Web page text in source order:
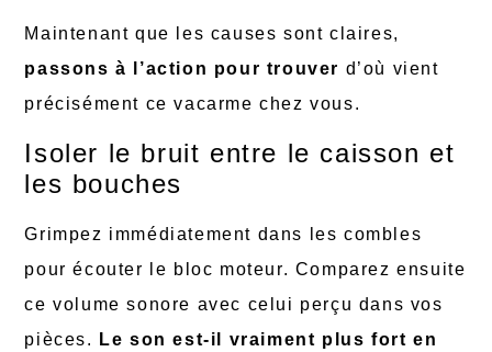
Maintenant que les causes sont claires,
passons à l’action pour trouver d’où vient
précisément ce vacarme chez vous.
Isoler le bruit entre le caisson et
les bouches
Grimpez immédiatement dans les combles
pour écouter le bloc moteur. Comparez ensuite
ce volume sonore avec celui perçu dans vos
pièces.
Le son est-il vraiment plus fort en